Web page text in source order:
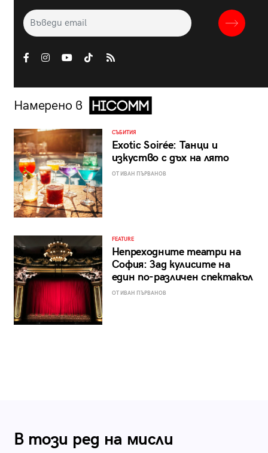
Намерено в
СЪБИТИЯ
Exotic Soirée: Танци и
изкуство с дъх на лято
ОТ ИВАН ПЪРВАНОВ
FEATURE
Непреходните театри на
София: Зад кулисите на
един по-различен спектакъл
ОТ ИВАН ПЪРВАНОВ
В този ред на мисли